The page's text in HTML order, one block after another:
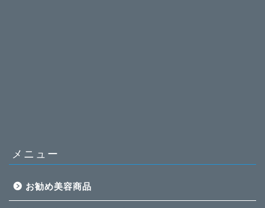
メニュー
お勧め美容商品